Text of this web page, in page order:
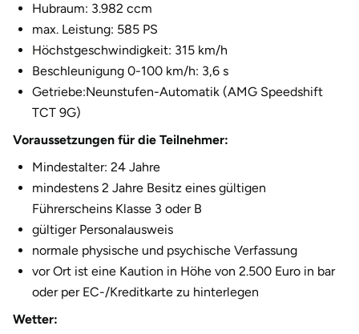
Hubraum: 3.982 ccm
max. Leistung: 585 PS
Höchstgeschwindigkeit: 315 km/h
Beschleunigung 0-100 km/h: 3,6 s
Getriebe:Neunstufen-Automatik (AMG Speedshift
TCT 9G)
Voraussetzungen für die Teilnehmer:
Mindestalter: 24 Jahre
mindestens 2 Jahre Besitz eines gültigen
Führerscheins Klasse 3 oder B
gültiger Personalausweis
normale physische und psychische Verfassung
vor Ort ist eine Kaution in Höhe von 2.500 Euro in bar
oder per EC-/Kreditkarte zu hinterlegen
Wetter:
Halle
Hamburg
Hanau
Hannover
Heidenheim